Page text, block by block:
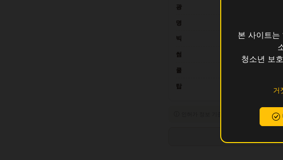
본 사이트는
청소년 보
거
광
명
빅
썸
쿨
탑
인허가 정보 기준이며 실제 영업 상태와